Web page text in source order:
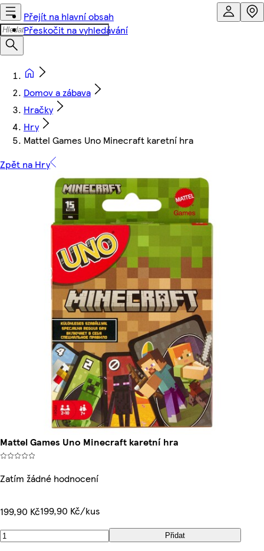
Přejít na hlavní obsah
Přeskočit na vyhledávání
Domov a zábava
Hračky
Hry
Mattel Games Uno Minecraft karetní hra
Zpět na Hry
Mattel Games Uno Minecraft karetní hra
Zatím žádné hodnocení
199,90 Kč199,90 Kč/kus
Přidat